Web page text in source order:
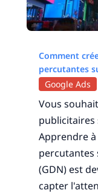
Comment
percutantes
Google Ads
Vous
Apprendre
percutantes
(GDN) est
capter